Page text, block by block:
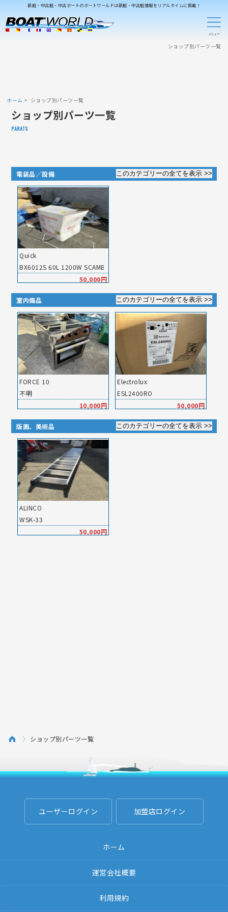
新艇・中古艇・中古ボートのボートワールドは新艇・中古艇情報をリアルタイムに掲載！
ショップ別パーツ一覧
ホーム ショップ別パーツ一覧
ショップ別パーツ一覧
PARATS
電装品／設備
Quick
BX6012S 60L 1200W SCAMB
50,000円
室内備品
FORCE 10
不明
10,000円
Electrolux
ESL2400RO
50,000円
版画、美術品
ALINCO
WSK-33
50,000円
ショップ別パーツ一覧
ユーザーログイン 加盟店ログイン
ホーム
運営会社概要
利用規約